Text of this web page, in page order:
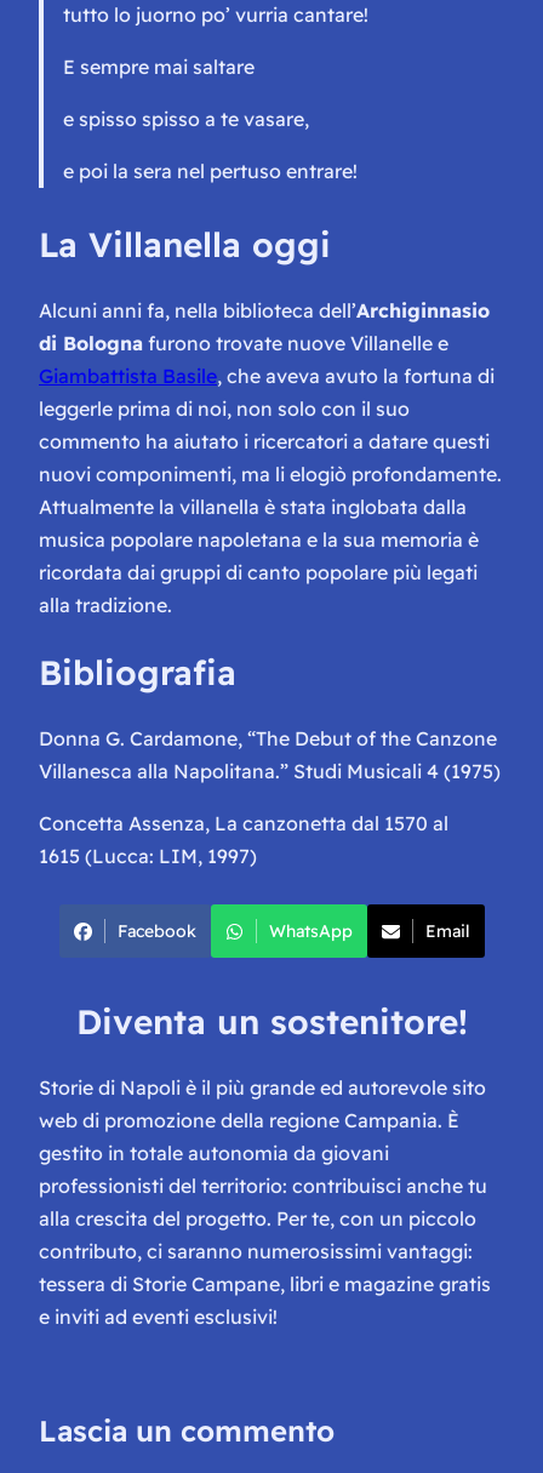
tutto lo juorno po’ vurria cantare!
E sempre mai saltare
e spisso spisso a te vasare,
e poi la sera nel pertuso entrare!
La Villanella oggi
Alcuni anni fa, nella biblioteca dell’Archiginnasio
di Bologna furono trovate nuove Villanelle e
Giambattista Basile, che aveva avuto la fortuna di
leggerle prima di noi, non solo con il suo
commento ha aiutato i ricercatori a datare questi
nuovi componimenti, ma li elogiò profondamente.
Attualmente la villanella è stata inglobata dalla
musica popolare napoletana e la sua memoria è
ricordata dai gruppi di canto popolare più legati
alla tradizione.
Bibliografia
Donna G. Cardamone, “The Debut of the Canzone
Villanesca alla Napolitana.” Studi Musicali 4 (1975)
Concetta Assenza, La canzonetta dal 1570 al
1615 (Lucca: LIM, 1997)
Facebook WhatsApp Email
Diventa un sostenitore!
Storie di Napoli è il più grande ed autorevole sito
web di promozione della regione Campania. È
gestito in totale autonomia da giovani
professionisti del territorio: contribuisci anche tu
alla crescita del progetto. Per te, con un piccolo
contributo, ci saranno numerosissimi vantaggi:
tessera di Storie Campane, libri e magazine gratis
e inviti ad eventi esclusivi!
Lascia un commento